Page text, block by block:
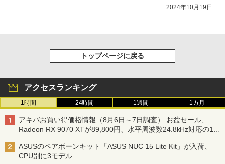
2024年10月19日
トップページに戻る
アクセスランキング
1時間 24時間 1週間 1カ月
アキバお買い得価格情報（8月6日～7日調査） お盆セール、
Radeon RX 9070 XTが89,800円、水平周波数24.8kHz対応の17
型モニターが9,801円、暑さ指数連動セール ほか
ASUSのベアボーンキット「ASUS NUC 15 Lite Kit」が入荷、
CPU別に3モデル